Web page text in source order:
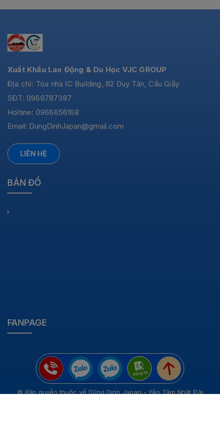
Xuất Khẩu Lao Động & Du Học VJC GROUP
Địa chỉ: Tòa nhà IC Building, 82 Duy Tân, Cầu Giấy
SĐT: 0969787387
Holtine: 0966656168
Email: DungDinhJapan@gmail.com
LIÊN HỆ
BẢN ĐỒ
FANPAGE
© Bản quyền thuộc về Dũng Dinh Japan - Yên Tâm Nhật Đài